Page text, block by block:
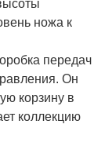
ножа к
передач
Он
корзину в
коллекцию